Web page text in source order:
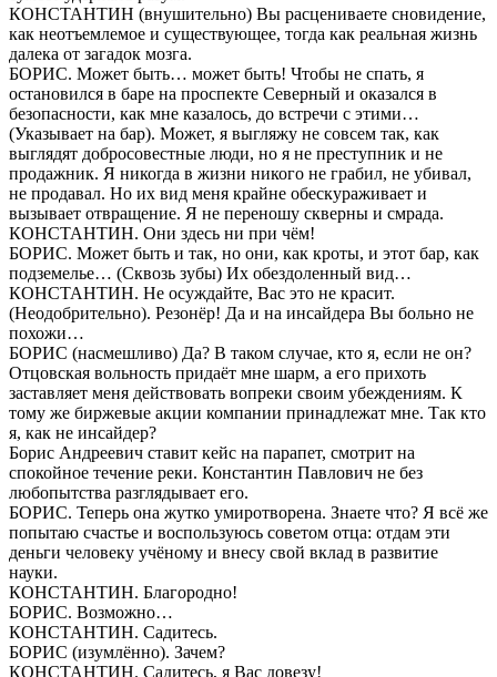
КОНСТАНТИН (внушительно) Вы расцениваете сновидение,
как неотъемлемое и существующее, тогда как реальная жизнь
далека от загадок мозга.
БОРИС. Может быть… может быть! Чтобы не спать, я
остановился в баре на проспекте Северный и оказался в
безопасности, как мне казалось, до встречи с этими…
(Указывает на бар). Может, я выгляжу не совсем так, как
выглядят добросовестные люди, но я не преступник и не
продажник. Я никогда в жизни никого не грабил, не убивал,
не продавал. Но их вид меня крайне обескураживает и
вызывает отвращение. Я не переношу скверны и смрада.
КОНСТАНТИН. Они здесь ни при чём!
БОРИС. Может быть и так, но они, как кроты, и этот бар, как
подземелье… (Сквозь зубы) Их обездоленный вид…
КОНСТАНТИН. Не осуждайте, Вас это не красит.
(Неодобрительно). Резонёр! Да и на инсайдера Вы больно не
похожи…
БОРИС (насмешливо) Да? В таком случае, кто я, если не он?
Отцовская вольность придаёт мне шарм, а его прихоть
заставляет меня действовать вопреки своим убеждениям. К
тому же биржевые акции компании принадлежат мне. Так кто
я, как не инсайдер?
Борис Андреевич ставит кейс на парапет, смотрит на
спокойное течение реки. Константин Павлович не без
любопытства разглядывает его.
БОРИС. Теперь она жутко умиротворена. Знаете что? Я всё же
попытаю счастье и воспользуюсь советом отца: отдам эти
деньги человеку учёному и внесу свой вклад в развитие
науки.
КОНСТАНТИН. Благородно!
БОРИС. Возможно…
КОНСТАНТИН. Садитесь.
БОРИС (изумлённо). Зачем?
КОНСТАНТИН. Садитесь, я Вас довезу!